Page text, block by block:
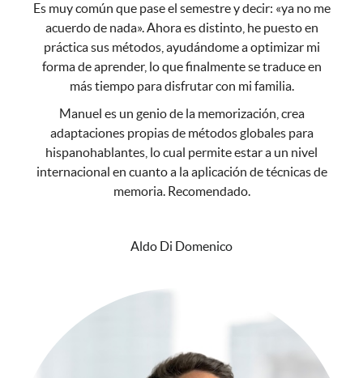
Es muy común que pase el semestre y decir: «ya no me
acuerdo de nada». Ahora es distinto, he puesto en
práctica sus métodos, ayudándome a optimizar mi
forma de aprender, lo que finalmente se traduce en
más tiempo para disfrutar con mi familia.
Manuel es un genio de la memorización, crea
adaptaciones propias de métodos globales para
hispanohablantes, lo cual permite estar a un nivel
internacional en cuanto a la aplicación de técnicas de
memoria. Recomendado.
Aldo Di Domenico